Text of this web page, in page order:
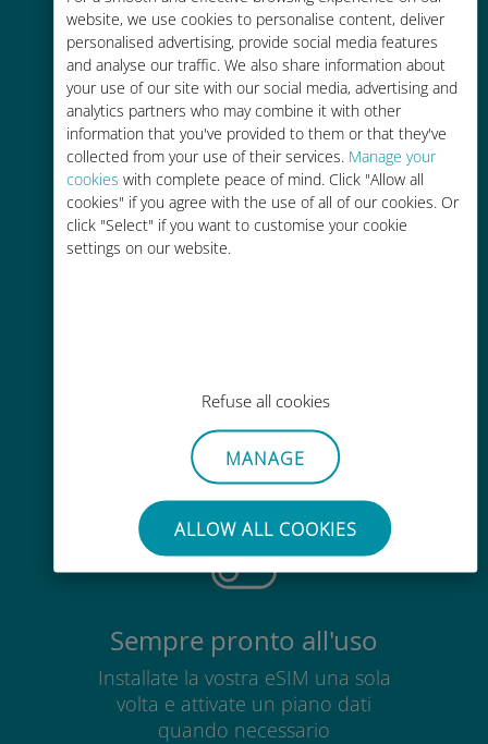
website, we use cookies to personalise content, deliver
personalised advertising, provide social media features
and analyse our traffic. We also share information about
your use of our site with our social media, advertising and
analytics partners who may combine it with other
information that you've provided to them or that they've
collected from your use of their services. Manage your
cookies with complete peace of mind. Click "Allow all
cookies" if you agree with the use of all of our cookies. Or
click "Select" if you want to customise your cookie
settings on our website.
Refuse all cookies
MANAGE
ALLOW ALL COOKIES
Fino al 90% in meno rispetto alle
tariffe di roaming con il vostro
operatore attuale
Ricarica facile
Ovunque tramite l'app Ubigi, anche
Senza sforzo
Non è necessario rimuovere la
scheda SIM esistente
Sempre pronto all'uso
Installate la vostra eSIM una sola
volta e attivate un piano dati
quando necessario